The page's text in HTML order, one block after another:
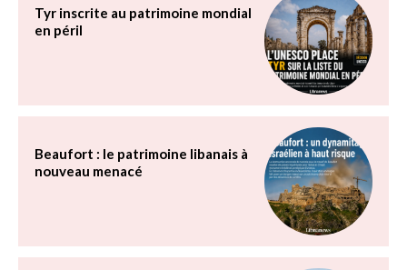
Tyr inscrite au patrimoine mondial
en péril
Beaufort : le patrimoine libanais à
nouveau menacé